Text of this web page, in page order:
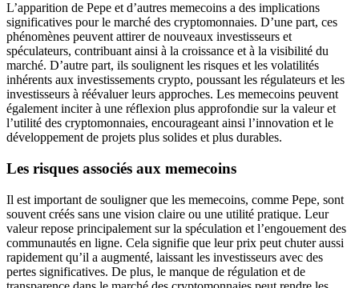
L’apparition de Pepe et d’autres memecoins a des implications
significatives pour le marché des cryptomonnaies. D’une part, ces
phénomènes peuvent attirer de nouveaux investisseurs et
spéculateurs, contribuant ainsi à la croissance et à la visibilité du
marché. D’autre part, ils soulignent les risques et les volatilités
inhérents aux investissements crypto, poussant les régulateurs et les
investisseurs à réévaluer leurs approches. Les memecoins peuvent
également inciter à une réflexion plus approfondie sur la valeur et
l’utilité des cryptomonnaies, encourageant ainsi l’innovation et le
développement de projets plus solides et plus durables.
Les risques associés aux memecoins
Il est important de souligner que les memecoins, comme Pepe, sont
souvent créés sans une vision claire ou une utilité pratique. Leur
valeur repose principalement sur la spéculation et l’engouement des
communautés en ligne. Cela signifie que leur prix peut chuter aussi
rapidement qu’il a augmenté, laissant les investisseurs avec des
pertes significatives. De plus, le manque de régulation et de